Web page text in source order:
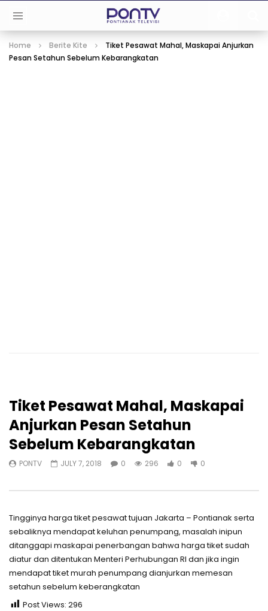
Home Berite Kite
Tiket Pesawat Mahal, Maskapai Anjurkan
Pesan Setahun Sebelum Kebarangkatan
Tiket Pesawat Mahal, Maskapai
Anjurkan Pesan Setahun
Sebelum Kebarangkatan
PONTV JULY 7, 2018 0 296 0 0
Tingginya harga tiket pesawat tujuan Jakarta – Pontianak serta
sebaliknya mendapat keluhan penumpang, masalah inipun
ditanggapi maskapai penerbangan bahwa harga tiket sudah
diatur dan ditentukan Menteri Perhubungan RI dan jika ingin
mendapat tiket murah penumpang dianjurkan memesan
setahun sebelum keberangkatan
Post Views: 296